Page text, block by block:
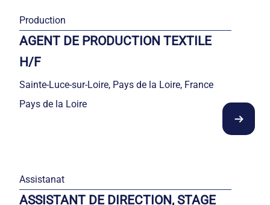
Production
AGENT DE PRODUCTION TEXTILE
H/F
Sainte-Luce-sur-Loire, Pays de la Loire, France
Pays de la Loire
Assistanat
ASSISTANT DE DIRECTION, STAGE